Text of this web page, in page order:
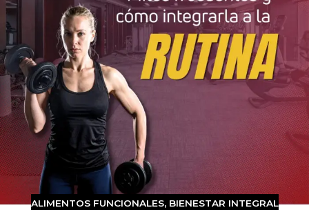
ALIMENTOS FUNCIONALES, BIENESTAR INTEGRAL